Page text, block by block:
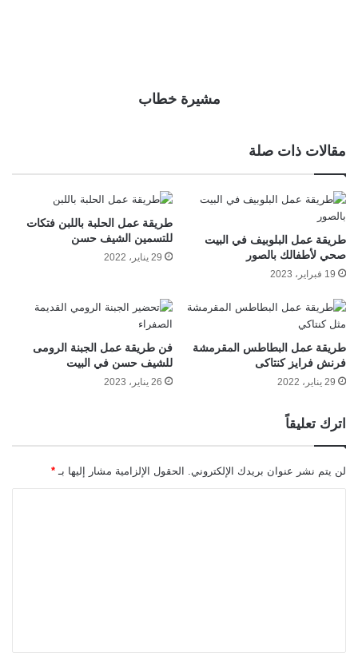
مشيرة خطاب
مقالات ذات صلة
طريقة عمل البلوبيف في البيت
صحي لأطفالك بالصور
19 فبراير، 2023
طريقة عمل الحلبة باللبن فتكات
للتسمين الشيف حسن
29 يناير، 2022
طريقة عمل البطاطس المقرمشة
فرنش فرايز كنتاكى
29 يناير، 2022
فن طريقة عمل الجبنة الرومى
للشيف حسن في البيت
26 يناير، 2023
اترك تعليقاً
لن يتم نشر عنوان بريدك الإلكتروني. الحقول الإلزامية مشار إليها بـ *